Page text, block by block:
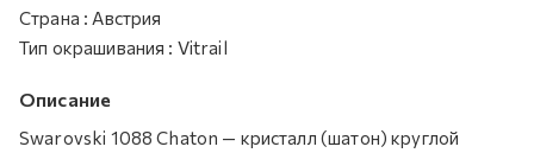
Страна : Австрия
Тип окрашивания : Vitrail
Описание
Swarovski 1088 Chaton — кристалл (шатон) круглой